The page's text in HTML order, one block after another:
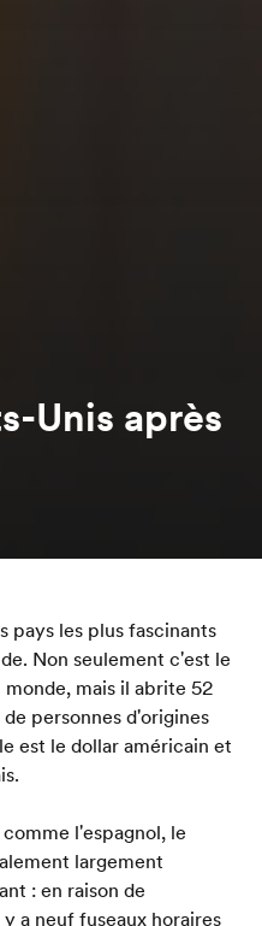
Unis après
pays les plus fascinants
Non seulement c'est le
mais il abrite 52
personnes d'origines
est le dollar américain et
l'espagnol, le
largement
: en raison de
a neuf fuseaux horaires